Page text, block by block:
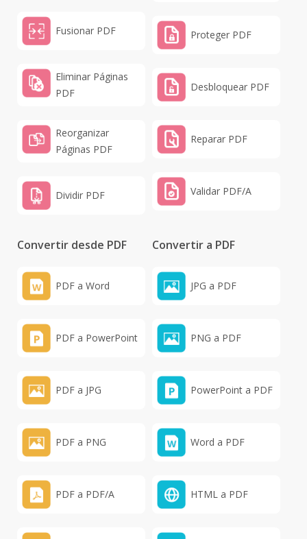
Fusionar PDF
Eliminar Páginas
PDF
Reorganizar
Páginas PDF
Dividir PDF
Proteger PDF
Desbloquear PDF
Reparar PDF
Validar PDF/A
Convertir desde PDF
PDF a Word
PDF a PowerPoint
PDF a JPG
PDF a PNG
PDF a PDF/A
Convertir a PDF
JPG a PDF
PNG a PDF
PowerPoint a PDF
Word a PDF
HTML a PDF